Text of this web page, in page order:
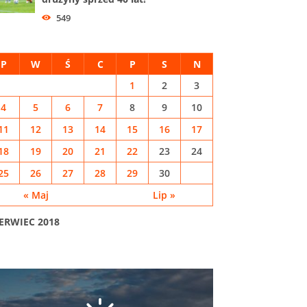
549
2018
P W Ś C P S N
« Maj Lip »
1 2
3
4
5 6 7 8 9
10
12 13 14 15 16
17
19 20 21 22 23
24
26 27 28 29 30